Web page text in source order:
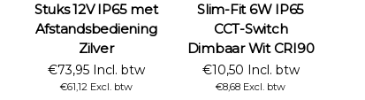
Stuks 12V IP65 met
Afstandsbediening
Zilver
€73,95 Incl. btw
€61,12 Excl. btw
Slim-Fit 6W IP65
CCT-Switch
Dimbaar Wit CRI90
€10,50 Incl. btw
€8,68 Excl. btw